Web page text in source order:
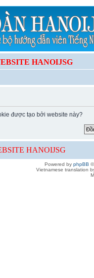
HANOIJSG
được tạo bởi website này?
HANOIJSG
Powered by phpBB
Vietnamese translation